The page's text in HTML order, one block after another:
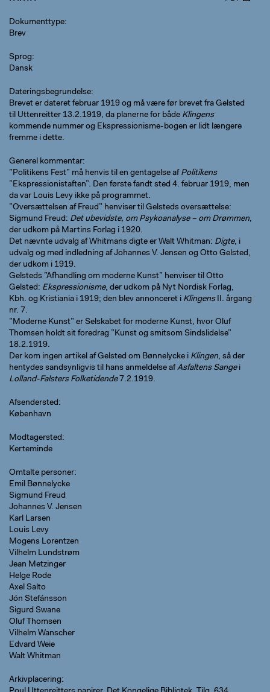
Dokumenttype
Brev
Sprog
Dansk
Dateringsbegrundelse
Brevet er dateret februar 1919 og må være før brevet fra Gelsted
til Uttenreitter 13.2.1919, da planerne for både Klingens
kommende nummer og Ekspressionisme-bogen er lidt længere
fremme i dette.
Generel kommentar
”Politikens Fest” må henvis til en gentagelse af Politikens
”Ekspressionistaften”. Den første fandt sted 4. februar 1919, men
da var Louis Levy ikke på programmet.
”Oversættelsen af Freud” henviser til Gelsteds oversættelse:
Sigmund Freud: Det ubevidste, om Psykoanalyse – om Drømmen,
der udkom på Martins Forlag i 1920.
Det nævnte udvalg af Whitmans digte er Walt Whitman: Digte, i
udvalg og med indledning af Johannes V. Jensen og Otto Gelsted,
der udkom i 1919.
Gelsteds ”Afhandling om moderne Kunst” henviser til Otto
Gelsted: Ekspressionisme, der udkom på Nyt Nordisk Forlag,
Kbh. og Kristiania i 1919; den blev annonceret i KlingensII. årgang
nr. 7.
”Moderne Kunst” er Selskabet for moderne Kunst, hvor Oluf
Thomsen holdt sit foredrag ”Kunst og smitsom Sindslidelse”
18.2.1919.
Der kom ingen artikel af Gelsted om Bønnelycke i Klingen, så der
hentydes sandsynligvis til hans anmeldelse afAsfaltens Sangei
Lolland-Falsters Folketidende7.2.1919.
Afsendersted
København
Modtagersted
Kerteminde
Omtalte personer
Emil Bønnelycke
Sigmund Freud
Johannes V. Jensen
Karl Larsen
Louis Levy
Mogens Lorentzen
Vilhelm Lundstrøm
Jean Metzinger
Helge Rode
Axel Salto
Jón Stefánsson
Sigurd Swane
Oluf Thomsen
Vilhelm Wanscher
Edvard Weie
Walt Whitman
Arkivplacering